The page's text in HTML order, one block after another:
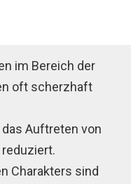
im Bereich der
oft scherzhaft
Auftreten von
Charakters sind